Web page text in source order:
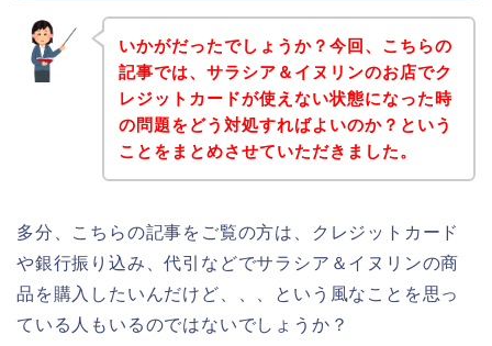
いかがだったでしょうか？今回、こちらの
記事では、サラシア＆イヌリンのお店でク
レジットカードが使えない状態になった時
の問題をどう対処すればよいのか？という
ことをまとめさせていただきました。
多分、こちらの記事をご覧の方は、クレジットカード
や銀行振り込み、代引などでサラシア＆イヌリンの商
品を購入したいんだけど、、、という風なことを思っ
ている人もいるのではないでしょうか？